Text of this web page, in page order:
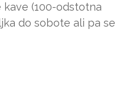
(100-odstotna
do sobote ali pa se